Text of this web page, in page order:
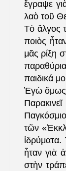
ἔγραψε
λαὸ τοῦ
Τὸ ἄλγος
ποιὸς
μᾶς ρίξη
παιδικά
Ἐγὼ ὅμως
τῶν
ἦταν γιὰ
στὴν